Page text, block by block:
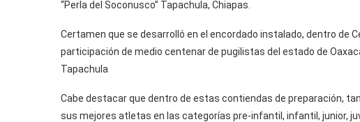
“Perla del Soconusco” Tapachula, Chiapas.
Certamen que se desarrolló en el encordado instalado, dentro de
participación de medio centenar de pugilistas del estado de
Tapachula
Cabe destacar que dentro de estas contiendas de preparación,
sus mejores atletas en las categorías pre-infantil, infantil, junior,